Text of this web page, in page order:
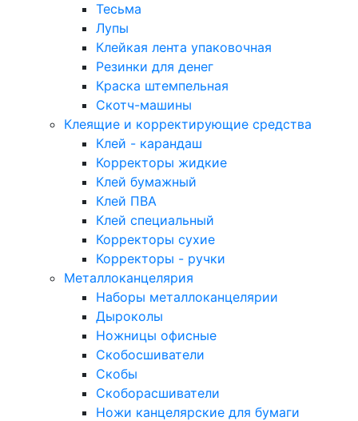
Тесьма
Лупы
Клейкая лента упаковочная
Резинки для денег
Краска штемпельная
Скотч-машины
Клеящие и корректирующие средства
Клей - карандаш
Корректоры жидкие
Клей бумажный
Клей ПВА
Клей специальный
Корректоры сухие
Корректоры - ручки
Металлоканцелярия
Наборы металлоканцелярии
Дыроколы
Ножницы офисные
Скобосшиватели
Скобы
Скоборасшиватели
Ножи канцелярские для бумаги